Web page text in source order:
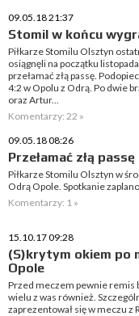
09.05.18 21:37
Stomil w końcu
Piłkarze Stomilu Olsztyn
osiągnęli na początku
przełamać złą passę.
4:2 w Opolu z Odrą. Po dwie
oraz Artur...
Komentarzy: 22 »
09.05.18 08:26
Przełamać złą
Piłkarze Stomilu Olsztyn w
Odrą Opole. Spotkanie
Komentarzy: 1 »
15.10.17 09:28
(S)krytym okiem po
Opole
Przed meczem pewnie remis
wielu z was również.
zaprezentował się w meczu z